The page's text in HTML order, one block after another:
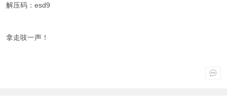
解压码：esd9
拿走吱一声！